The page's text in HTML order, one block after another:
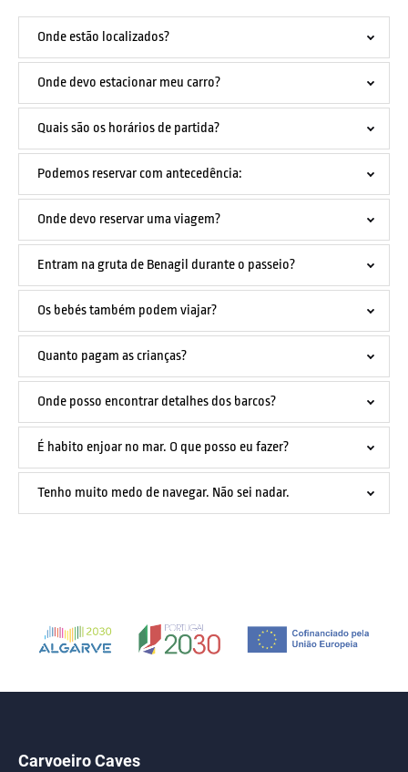
Onde estão localizados?
Onde devo estacionar meu carro?
Quais são os horários de partida?
Podemos reservar com antecedência:
Onde devo reservar uma viagem?
Entram na gruta de Benagil durante o passeio?
Os bebés também podem viajar?
Quanto pagam as crianças?
Onde posso encontrar detalhes dos barcos?
É habito enjoar no mar. O que posso eu fazer?
Tenho muito medo de navegar. Não sei nadar.
Gallery
Carvoeiro Caves